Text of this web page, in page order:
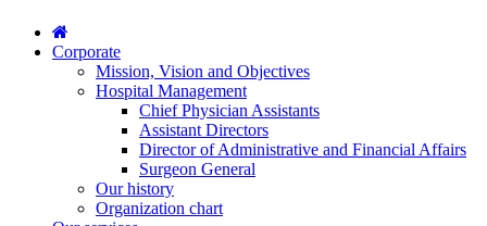
Corporate
Mission, Vision and Objectives
Hospital Management
Chief Physician Assistants
Assistant Directors
Director of Administrative and Financial Affairs
Surgeon General
Our history
Organization chart